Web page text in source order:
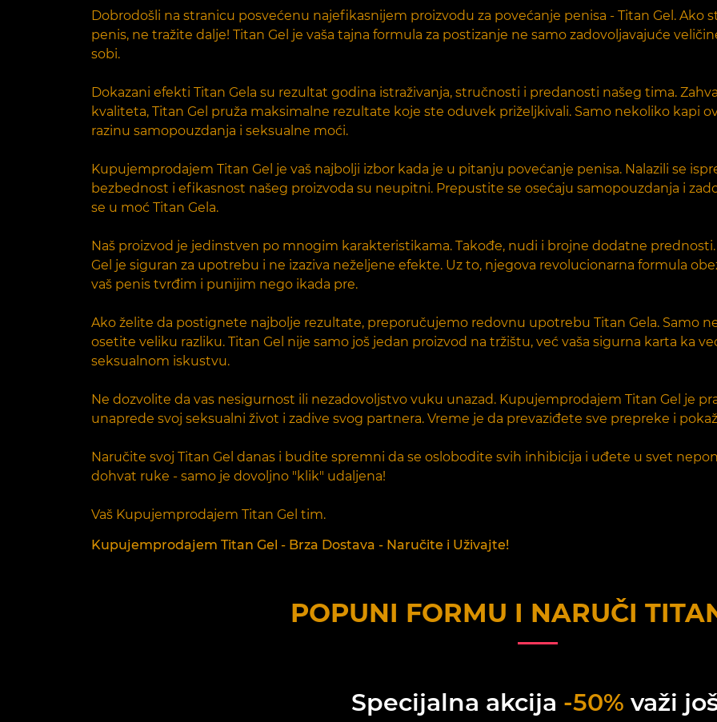
Dobrodošli na stranicu posvećenu najefikasnijem proizvodu za povećanje penisa - Titan Gel. Ako
penis, ne tražite dalje! Titan Gel je vaša tajna formula za postizanje ne samo zadovoljavajuće
sobi.
Dokazani efekti Titan Gela su rezultat godina istraživanja, stručnosti i predanosti našeg tima.
kvaliteta, Titan Gel pruža maksimalne rezultate koje ste oduvek priželjkivali. Samo nekoliko kapi
razinu samopouzdanja i seksualne moći.
Kupujemprodajem Titan Gel je vaš najbolji izbor kada je u pitanju povećanje penisa. Nalazili se
bezbednost i efikasnost našeg proizvoda su neupitni. Prepustite se osećaju samopouzdanja i
se u moć Titan Gela.
Naš proizvod je jedinstven po mnogim karakteristikama. Takođe, nudi i brojne dodatne
Gel je siguran za upotrebu i ne izaziva neželjene efekte. Uz to, njegova revolucionarna formula
vaš penis tvrđim i punijim nego ikada pre.
Ako želite da postignete najbolje rezultate, preporučujemo redovnu upotrebu Titan Gela. Samo
osetite veliku razliku. Titan Gel nije samo još jedan proizvod na tržištu, već vaša sigurna karta ka
seksualnom iskustvu.
Ne dozvolite da vas nesigurnost ili nezadovoljstvo vuku unazad. Kupujemprodajem Titan Gel je
unaprede svoj seksualni život i zadive svog partnera. Vreme je da prevaziđete sve prepreke i
Naručite svoj Titan Gel danas i budite spremni da se oslobodite svih inhibicija i uđete u svet
dohvat ruke - samo je dovoljno "klik" udaljena!
Vaš Kupujemprodajem Titan Gel tim.
Kupujemprodajem Titan Gel - Brza Dostava - Naručite i Uživajte!
POPUNI FORMU I NARUČI
Specijalna akcija -50% važi